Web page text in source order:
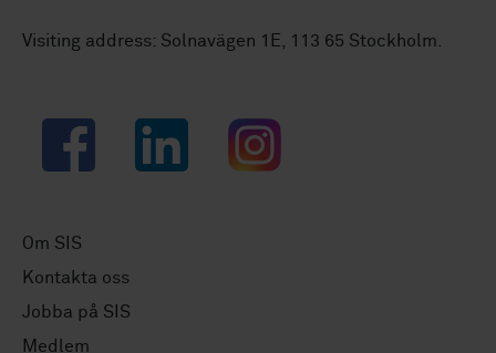
Visiting address: Solnavägen 1E, 113 65 Stockholm.
Facebook LinkedIn Instagram
Om SIS
Kontakta oss
Jobba på SIS
Medlem